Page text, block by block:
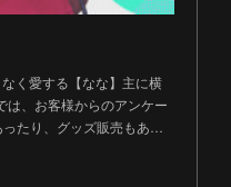
く愛する【なな】主に横
は、お客様からのアンケー
ったり、グッズ販売もあ…